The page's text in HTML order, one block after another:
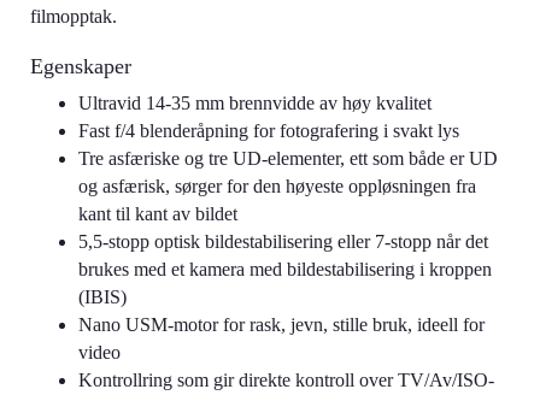
filmopptak.
Egenskaper
Ultravid 14-35 mm brennvidde av høy kvalitet
Fast f/4 blenderåpning for fotografering i svakt lys
Tre asfæriske og tre UD-elementer, ett som både er UD
og asfærisk, sørger for den høyeste oppløsningen fra
kant til kant av bildet
5,5-stopp optisk bildestabilisering eller 7-stopp når det
brukes med et kamera med bildestabilisering i kroppen
(IBIS)
Nano USM-motor for rask, jevn, stille bruk, ideell for
video
Kontrollring som gir direkte kontroll over TV/Av/ISO-